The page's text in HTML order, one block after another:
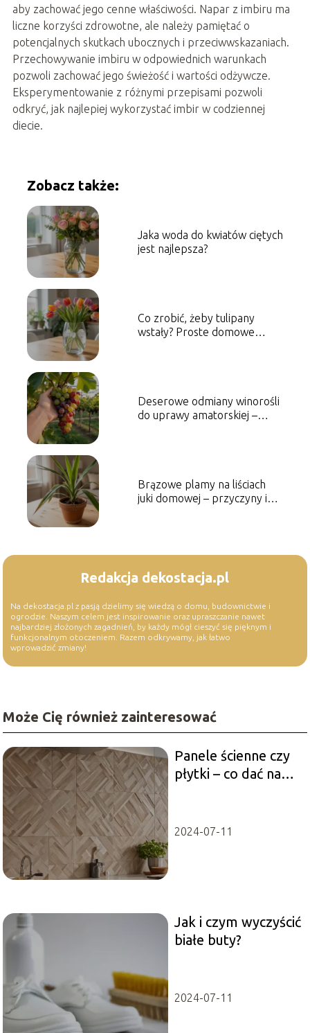
aby zachować jego cenne właściwości. Napar z imbiru ma
liczne korzyści zdrowotne, ale należy pamiętać o
potencjalnych skutkach ubocznych i przeciwwskazaniach.
Przechowywanie imbiru w odpowiednich warunkach
pozwoli zachować jego świeżość i wartości odżywcze.
Eksperymentowanie z różnymi przepisami pozwoli
odkryć, jak najlepiej wykorzystać imbir w codziennej
diecie.
Zobacz także:
Jaka woda do kwiatów ciętych
jest najlepsza?
Co zrobić, żeby tulipany
wstały? Proste domowe
Deserowe odmiany winorośli
do uprawy amatorskiej –
Brązowe plamy na liściach
juki domowej – przyczyny i
Redakcja dekostacja.pl
Na dekostacja.pl z pasją dzielimy się wiedzą o domu, budownictwie i
ogrodzie. Naszym celem jest inspirowanie oraz upraszczanie nawet
najbardziej złożonych zagadnień, by każdy mógł cieszyć się pięknym i
funkcjonalnym otoczeniem. Razem odkrywamy, jak łatwo
wprowadzić zmiany!
Może Cię również zainteresować
Panele ścienne czy
płytki – co dać na
2024-07-11
Jak i czym wyczyścić
białe buty?
2024-07-11